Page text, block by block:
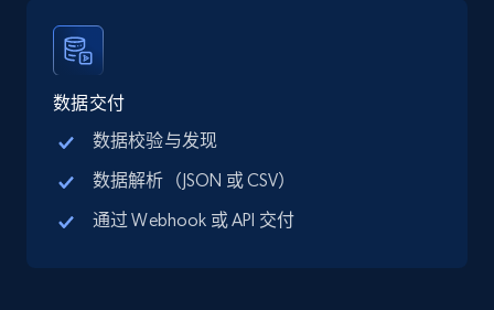
Google Maps full information - Collect
Google Maps Businesses data by place id
Place id, URL, Country, Name, Category,
Address, Description, Business details, and
13.3K+ 1.7K+
数据交付
数据校验与发现
数据解析（JSON 或 CSV）
通过 Webhook 或 API 交付